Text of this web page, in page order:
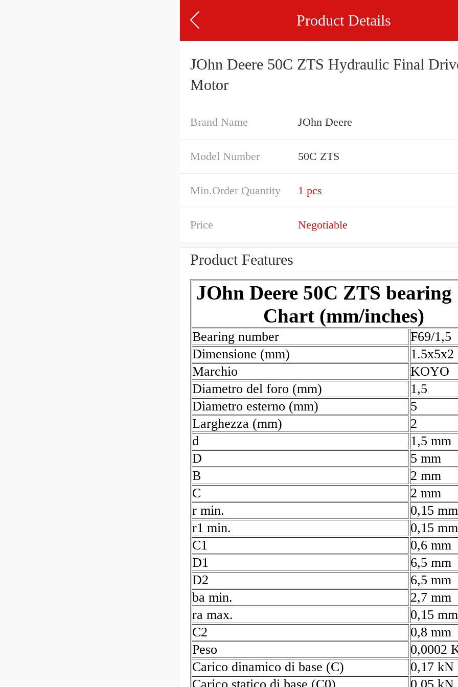
Product Details
JOhn Deere 50C ZTS Hydraulic Final
Motor
Brand Name JOhn Deere
Model Number 50C ZTS
Min.Order Quantity 1 pcs
Price Negotiable
Product Features
JOhn Deere 50C ZTS bearing
Chart (mm/inches)
Bearing number
F69/1,5
Dimensione (mm)
1.5x5x2
Marchio
KOYO
Diametro del foro (mm)
1,5
Diametro esterno (mm)
5
Larghezza (mm)
2
d
1,5 mm
D
5 mm
B
2 mm
C
2 mm
r min.
0,15 mm
r1 min.
0,15 mm
C1
0,6 mm
D1
6,5 mm
D2
6,5 mm
ba min.
2,7 mm
ra max.
0,15 mm
C2
0,8 mm
Peso
0,0002
Carico dinamico di base (C)
0,17 kN
Carico statico di base (C0)
0,05 kN